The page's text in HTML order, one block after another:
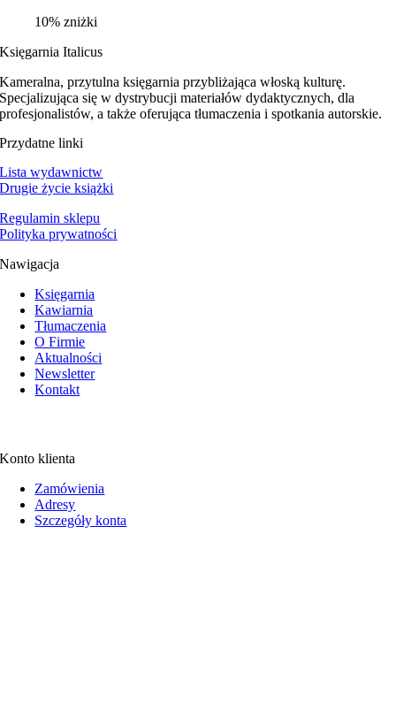
10% zniżki
Księgarnia Italicus
Kameralna, przytulna księgarnia przybliżająca włoską kulturę.
Specjalizująca się w dystrybucji materiałów dydaktycznych, dla
profesjonalistów, a także oferująca tłumaczenia i spotkania autorskie.
Przydatne linki
Lista wydawnictw
Drugie życie książki
Regulamin sklepu
Polityka prywatności
Nawigacja
Księgarnia
Kawiarnia
Tłumaczenia
O Firmie
Aktualności
Newsletter
Kontakt
Konto klienta
Zamówienia
Adresy
Szczegóły konta